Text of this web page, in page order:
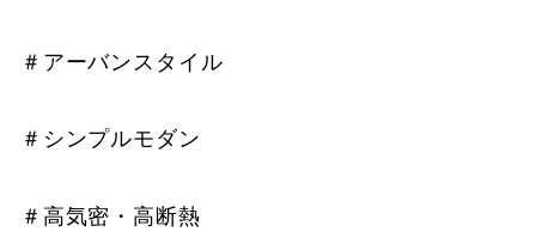
＃アーバンスタイル
＃シンプルモダン
＃高気密・高断熱